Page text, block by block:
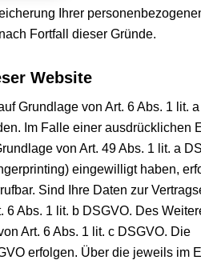
Ihrer
Fortfall dieser Gründe.
Website
Grundlage von Art. 6 Abs. 1 lit.
Im Falle einer ausdrücklichen
von Art. 49 Abs. 1 lit. a
eingewilligt haben,
Sind Ihre Daten zur
Abs. 1 lit. b DSGVO. Des
Art. 6 Abs. 1 lit. c DSGVO. Die
erfolgen. Über die jeweils im